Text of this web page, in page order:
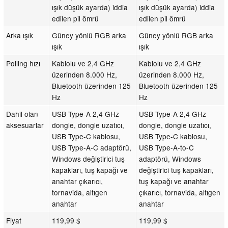
ışık düşük ayarda) iddia
edilen pil ömrü
ışık düşük ayarda) iddia
edilen pil ömrü
Arka ışık
Güney yönlü RGB arka
ışık
Güney yönlü RGB arka
ışık
Polling hızı
Kablolu ve 2,4 GHz
üzerinden 8.000 Hz,
Bluetooth üzerinden 125
Hz
Kablolu ve 2,4 GHz
üzerinden 8.000 Hz,
Bluetooth üzerinden 125
Hz
Dahil olan
aksesuarlar
USB Type-A 2,4 GHz
dongle, dongle uzatıcı,
USB Type-C kablosu,
USB Type-A-C adaptörü,
Windows değiştirici tuş
kapakları, tuş kapağı ve
anahtar çıkarıcı,
tornavida, altıgen
anahtar
USB Type-A 2,4 GHz
dongle, dongle uzatıcı,
USB Type-C kablosu,
USB Type-A-to-C
adaptörü, Windows
değiştirici tuş kapakları,
tuş kapağı ve anahtar
çıkarıcı, tornavida, altıgen
anahtar
Fiyat
119,99 $
119,99 $